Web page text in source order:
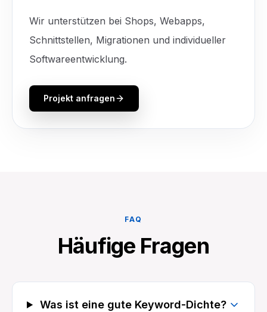
Wir unterstützen bei Shops, Webapps,
Schnittstellen, Migrationen und individueller
Softwareentwicklung.
Projekt anfragen
FAQ
Häufige Fragen
Was ist eine gute Keyword-Dichte?